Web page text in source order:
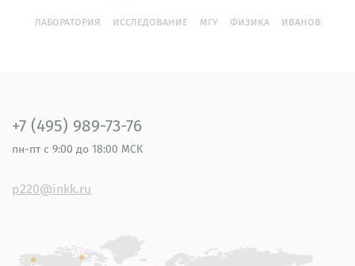
лаборатория исследование мгу физика иванов
+7 (495) 989-73-76
пн-пт с 9:00 до 18:00 МСК
p220@inkk.ru